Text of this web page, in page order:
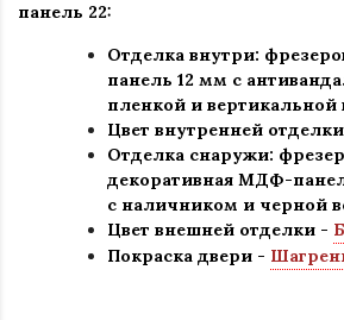
панель 22:
Отделка внутри:
панель 12 мм с
пленкой и вертикальной
Цвет внутренней
Отделка снаружи:
декоративная МДФ-
с наличником и черной
Цвет внешней отделки -
Покраска двери -